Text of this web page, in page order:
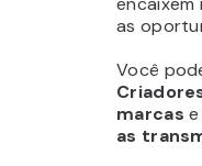
as
Você
marcas
as